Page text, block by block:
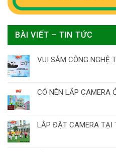
BÀI VIẾT – TIN TỨC
VUI SẮM CÔNG NGHỆ
CÓ NÊN LẮP CAMERA
LẮP ĐẶT CAMERA TẠI